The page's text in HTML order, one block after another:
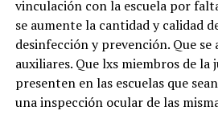
vinculación con la escuela por
se aumente la cantidad y calidad
desinfección y prevención. Que
auxiliares. Que lxs miembros de la
presenten en las escuelas que
una inspección ocular de las